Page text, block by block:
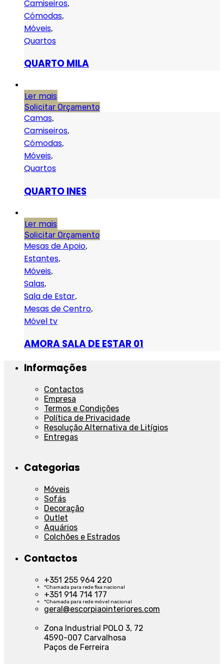
Camiseiros,
Cómodas,
Móveis,
Quartos
QUARTO MILA
Ler mais
Solicitar Orçamento
Camas,
Camiseiros,
Cómodas,
Móveis,
Quartos
QUARTO INES
Ler mais
Solicitar Orçamento
Mesas de Apoio,
Estantes,
Móveis,
Salas,
Sala de Estar,
Mesas de Centro,
Móvel tv
AMORA SALA DE ESTAR 01
Informações
Contactos
Empresa
Termos e Condições
Política de Privacidade
Resolução Alternativa de Litígios
Entregas
Categorias
Móveis
Sofás
Decoração
Outlet
Aquários
Colchões e Estrados
Contactos
+351 255 964 220
*Chamada para rede fixa nacional
+351 914 714 177
*Chamada para rede móvel nacional
geral@escorpiaointeriores.com
Zona Industrial POLO 3, 72
4590-007 Carvalhosa
Paços de Ferreira